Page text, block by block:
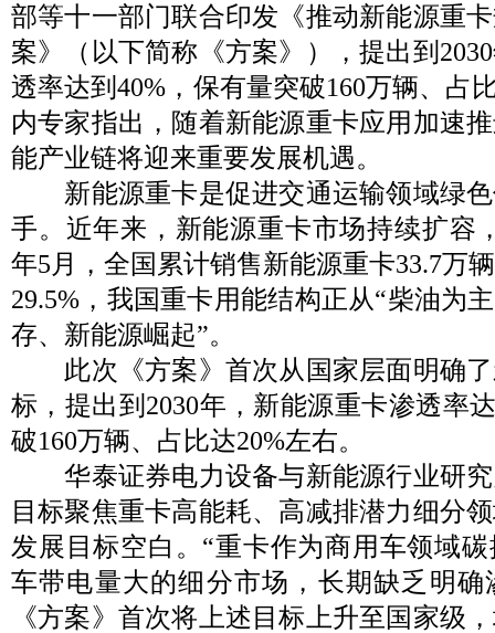
部等十一部门联合印发《推动新能源重
案》（以下简称《方案》），提出到
透率达到40%，保有量突破160万辆、占
内专家指出，随着新能源重卡应用加速
能产业链将迎来重要发展机遇。
新能源重卡是促进交通运输领域绿色
手。近年来，新能源重卡市场持续扩容
年5月，全国累计销售新能源重卡33.7万
29.5%，我国重卡用能结构正从“柴油为
存、新能源崛起”。
此次《方案》首次从国家层面明确了
标，提出到2030年，新能源重卡渗透率
破160万辆、占比达20%左右。
华泰证券电力设备与新能源行业研究
目标聚焦重卡高能耗、高减排潜力细分
发展目标空白。“重卡作为商用车领域
车带电量大的细分市场，长期缺乏明确
《方案》首次将上述目标上升至国家级